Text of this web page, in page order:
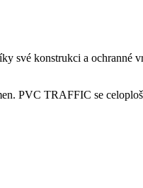
své konstrukci a ochranné
PVC TRAFFIC se